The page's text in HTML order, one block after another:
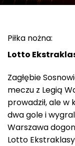
Piłka nożna:
Lotto
Zagłębie
meczu z Legią
prowadził, ale
dwa gole i
Warszawa
Lotto